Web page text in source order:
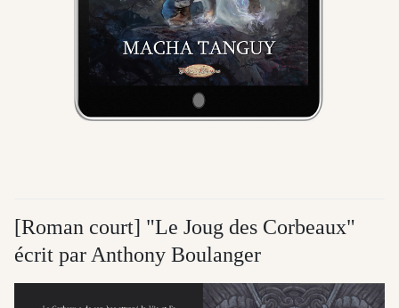
[Roman court] "Le Joug des Corbeaux"
écrit par Anthony Boulanger